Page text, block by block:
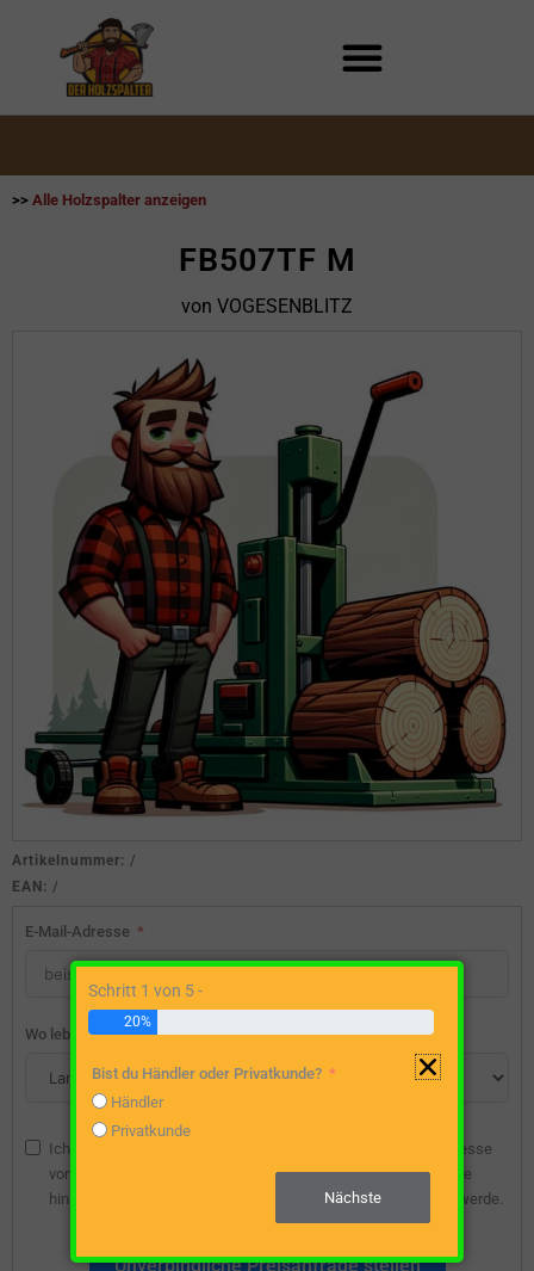
>> Alle Holzspalter anzeigen
FB507TF M
von VOGESENBLITZ
Artikelnummer: /
EAN: /
E-Mail-Adresse
Wo lebst du?
Ich bin damit einverstanden, dass die angegebene E-Mail-Adresse
vom Webseitenbetreiber gespeichert wird, damit ich über diese
hinsichtlich eines unverbindlichen Preisangebots kontaktiert werde.
Unverbindliche Preisanfrage stellen
Schritt 1 von 5 -
20%
Bist du Händler oder Privatkunde?
Händler
Privatkunde
Nächste